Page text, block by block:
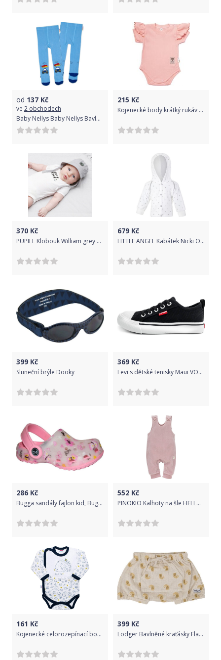
od 137 Kč
ve 2 obchodech
Baby Nellys Baby Nellys Bavlněné punčocháče Autíčko - modré, vel. 104/110 104-110 (3-5r)
215 Kč
Kojenecké body krátký rukáv žebrované - SUMMER GIRL meruňkové - vel.74
370 Kč
PUPILL Klobouk William grey 42-44
679 Kč
LITTLE ANGEL Kabátek Nicki Outlast® 56 bílá
399 Kč
Sluneční brýle Dooky
369 Kč
Levi's dětské tenisky Maui VORI0005T/VORI0006T 28 černá
286 Kč
Bugga sandály fajlon kid, Bugga, B110, růžová - 29
552 Kč
PINOKIO Kalhoty na šle HELLO dívka růžová vel. 68
161 Kč
Kojenecké celorozepínací body New Baby Hedgehog béžové&nbsp;-&nbsp;62 (3-6m)
399 Kč
Lodger Bavlněné kraťásky Flame Tribe Birch 68